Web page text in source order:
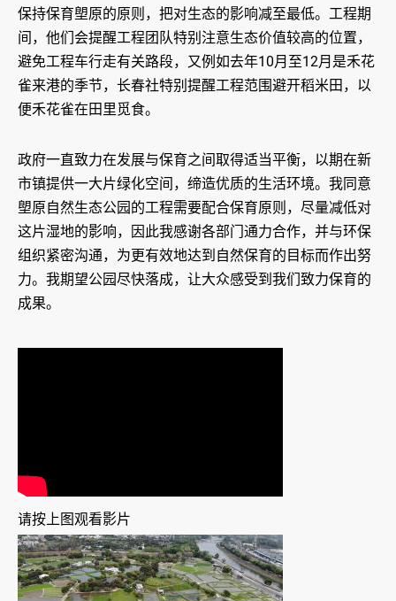
保持保育塱原的原则，把对生态的影响减至最低。工程期
间，他们会提醒工程团队特别注意生态价值较高的位置，
避免工程车行走有关路段，又例如去年10月至12月是禾花
雀来港的季节，长春社特别提醒工程范围避开稻米田，以
便禾花雀在田里觅食。
政府一直致力在发展与保育之间取得适当平衡，以期在新
市镇提供一大片绿化空间，缔造优质的生活环境。我同意
塱原自然生态公园的工程需要配合保育原则，尽量减低对
这片湿地的影响，因此我感谢各部门通力合作，并与环保
组织紧密沟通，为更有效地达到自然保育的目标而作出努
力。我期望公园尽快落成，让大众感受到我们致力保育的
成果。
请按上图观看影片